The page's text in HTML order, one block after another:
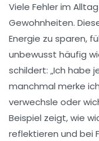
Viele Fehler im
Gewohnheiten.
Energie zu sparen,
unbewusst häufig
schildert: „Ich habe
manchmal merke
verwechsle oder
Beispiel zeigt, wie
reflektieren und bei